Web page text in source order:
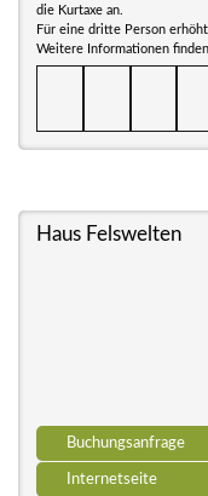
die Kurtaxe an.
Für eine dritte Person
Weitere Informationen
Haus Felswelten
Buchungsanfrage
Internetseite